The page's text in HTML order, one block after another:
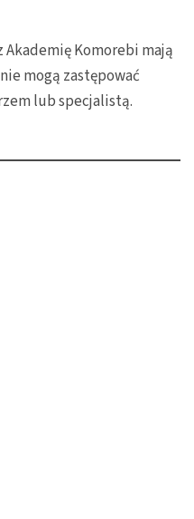
Komorebi mają
mogą zastępować
lub specjalistą.